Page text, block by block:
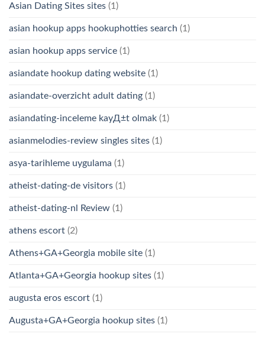
Asian Dating Sites sites (1)
asian hookup apps hookuphotties search (1)
asian hookup apps service (1)
asiandate hookup dating website (1)
asiandate-overzicht adult dating (1)
asiandating-inceleme kayД±t olmak (1)
asianmelodies-review singles sites (1)
asya-tarihleme uygulama (1)
atheist-dating-de visitors (1)
atheist-dating-nl Review (1)
athens escort (2)
Athens+GA+Georgia mobile site (1)
Atlanta+GA+Georgia hookup sites (1)
augusta eros escort (1)
Augusta+GA+Georgia hookup sites (1)